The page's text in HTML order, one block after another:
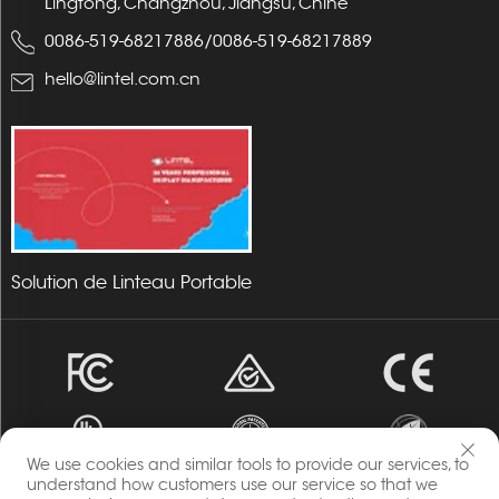
0086-519-68217886/0086-519-68217889
hello@lintel.com.cn
Solution de Linteau Portable
We use cookies and similar tools to provide our services, to
understand how customers use our service so that we